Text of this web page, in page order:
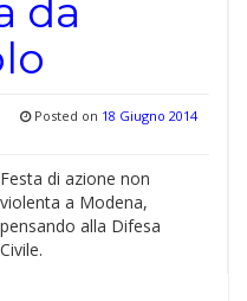
da
Posted on 18 Giugno 2014
Festa di azione non
violenta a Modena,
pensando alla Difesa
Civile.